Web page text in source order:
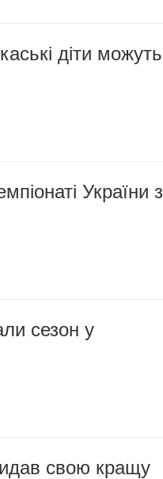
діти можуть
України з
сезон у
свою кращу